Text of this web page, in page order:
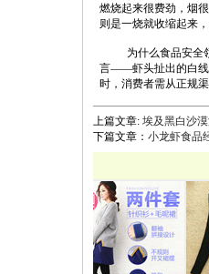
燃烧起来很费劲，烟
则是一烧就收缩起来
为什么食品安全
言——虾头扯出的白线
时，消费者需从正规
上篇文章: 埃及黑白沙
下篇文章： 小龙虾食品